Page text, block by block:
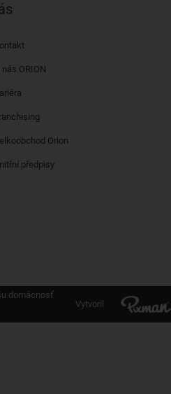
nás ORION
Orion
předpisy
domácnosť
Vytvoril